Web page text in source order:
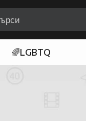
🌈LGBTQ